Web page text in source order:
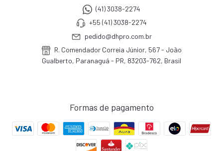
(41) 3038-2274
+55 (41) 3038-2274
pedido@dhpro.com.br
R. Comendador Correia Júnior, 567 - João
Gualberto, Paranaguá - PR, 83203-762, Brasil
Formas de pagamento